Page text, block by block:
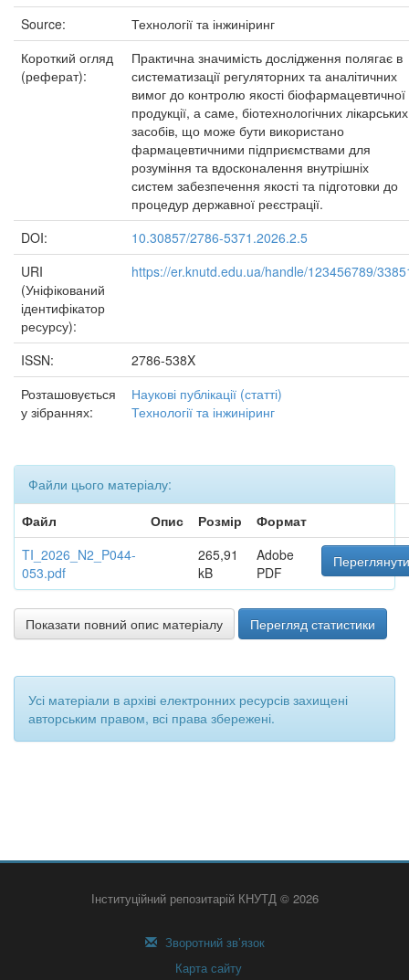
Source:
Технології та інжиніринг
Короткий огляд
(реферат):
Практична значимість дослідження полягає в
систематизації регуляторних та аналітичних
вимог до контролю якості біофармацевтичної
продукції, а саме, біотехнологічних лікарських
засобів, що може бути використано
фармацевтичними підприємствами для
розуміння та вдосконалення внутрішніх
систем забезпечення якості та підготовки до
процедур державної реєстрації.
DOI:
10.30857/2786-5371.2026.2.5
URI
(Уніфікований
ідентифікатор
ресурсу):
https://er.knutd.edu.ua/handle/123456789/
ISSN:
2786-538X
Розташовується
у зібраннях:
Наукові публікації (статті)
Технології та інжиніринг
Файли цього матеріалу:
Файл
Опис Розмір
Формат
TI_2026_N2_P044-
053.pdf
265,91
kB
Adobe
PDF
Показати повний опис матеріалу Перегляд статистики
Усі матеріали в архіві електронних ресурсів захищені
авторським правом, всі права збережені.
Інституційний репозитарій КНУТД © 2026
Зворотний зв’язок
Карта сайту